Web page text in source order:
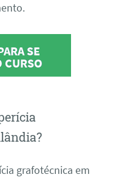
SE
CURSO
grafotécnica em